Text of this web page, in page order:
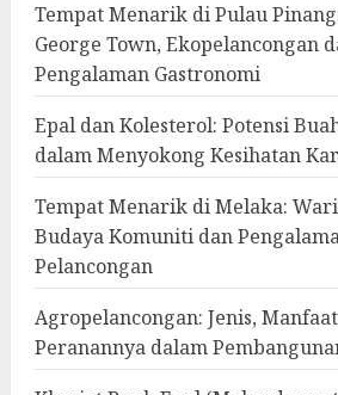
Tempat Menarik di Pulau
George Town, Ekopelancongan
Pengalaman Gastronomi
Epal dan Kolesterol: Potensi
dalam Menyokong Kesihatan
Tempat Menarik di Melaka:
Budaya Komuniti dan
Pelancongan
Agropelancongan: Jenis,
Peranannya dalam